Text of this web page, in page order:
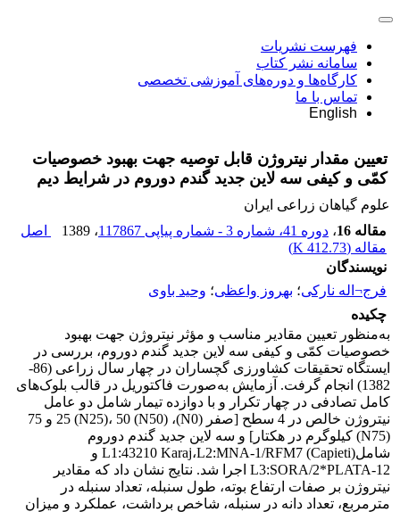
فهرست نشریات
سامانه نشر کتاب
کارگاه‌ها و دوره‌های آموزشی تخصصی
تماس با ما
English
تعیین مقدار نیتروژن قابل توصیه جهت بهبود خصوصیات
کمّی و کیفی سه لاین جدید گندم دوروم در شرایط دیم
علوم گیاهان زراعی ایران
مقاله 16
، دوره 41، شماره 3 - شماره پیاپی 117867 ، 1389
اصل
مقاله (412.73 K
)
نویسندگان
فرج¬اله نارکی؛ بهروز واعظی؛ وحید باوی
چکیده
به‌منظور تعیین مقادیر مناسب و مؤثر نیتروژن جهت بهبود
خصوصیات کمّی و کیفی سه لاین جدید گندم دوروم، بررسی در
ایستگاه تحقیقات کشاورزی گچساران در چهار سال زراعی (86-
1382) انجام گرفت. آزمایش به‌صورت فاکتوریل در قالب بلوک‌های
کامل تصادفی در چهار تکرار و با دوازده تیمار شامل دو عامل
نیتروژن خالص در 4 سطح [صفر (N0)، 25 (N25)، 50 (N50) و 75
(N75) کیلوگرم در هکتار] و سه لاین جدید گندم دوروم
شامل(Capieti) L1:43210 Karaj،L2:MNA-1/RFM7 و
L3:SORA/2*PLATA-12 اجرا شد. نتایج نشان داد که مقادیر
نیتروژن بر صفات ارتفاع بوته، طول سنبله، تعداد سنبله در
مترمربع، تعداد دانه در سنبله، شاخص برداشت، عملکرد و میزان